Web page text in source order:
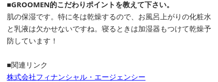
■GROOMEN的こだわりポイントを教えて下さい。
肌の保湿です。特に冬は乾燥するので、お風呂上がりの化粧水
と乳液は欠かせないですね。寝るときは加湿器もつけて乾燥予
防しています！
■関連リンク
株式会社フィナンシャル・エージェンシー